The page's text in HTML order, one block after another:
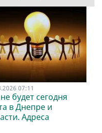
07:11
будет сегодня
в Днепре и
Адреса